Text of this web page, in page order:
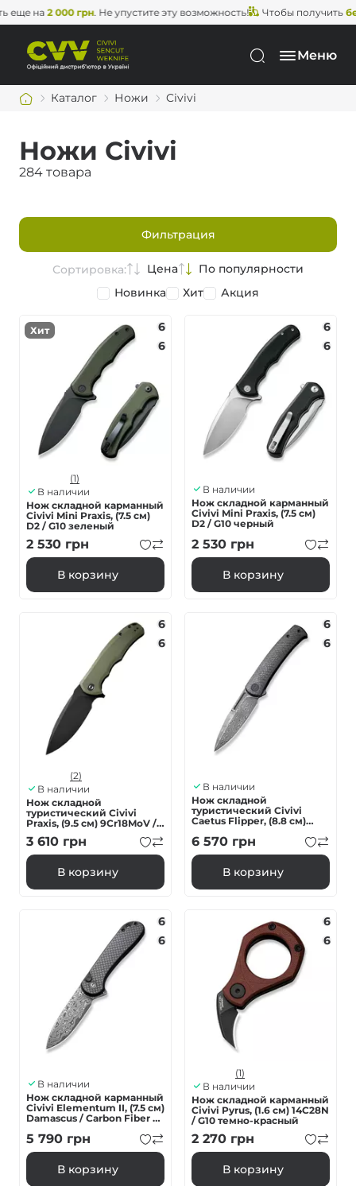
на2 000 грн. Не упустите эту возможность! Чтобы получить
Меню
Каталог Ножи Civivi
Ножи Civivi
284 товара
Фильтрация
Сортировка: Цена
По популярности
Новинка
Хит Акция
Хит
6
6
(1)
В наличии
Нож складной карманный
Civivi Mini Praxis, (7.5 см)
D2 / G10 зеленый
2 530 грн
В корзину
6
6
В наличии
Нож складной карманный
Civivi Mini Praxis, (7.5 см)
D2 / G10 черный
2 530 грн
В корзину
6
6
(2)
В наличии
Нож складной
туристический Civivi
Praxis, (9.5 см) 9Cr18MoV /
G10 зеленый
3 610 грн
В корзину
6
6
В наличии
Нож складной
туристический Civivi
Caetus Flipper, (8.8 см)
6 570 грн
В корзину
6
6
В наличии
Нож складной карманный
Civivi Elementum II, (7.5 см)
Damascus / Carbon Fiber &
5 790 грн
В корзину
6
6
(1)
В наличии
Нож складной карманный
Civivi Pyrus, (1.6 см) 14C28N
/ G10 темно-красный
2 270 грн
В корзину